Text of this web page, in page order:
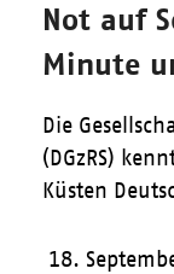
Not auf
Minute
Die
(DGzRS)
Küsten
18.